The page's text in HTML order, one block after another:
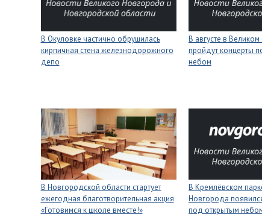
В Окуловке частично обрушилась
кирпичная стена железнодорожного
депо
В августе в
пройдут концерты
небом
В Новгородской области стартует
ежегодная благотворительная акция
«Готовимся к школе вместе!»
В Кремлёвском
Новгорода
под открытым